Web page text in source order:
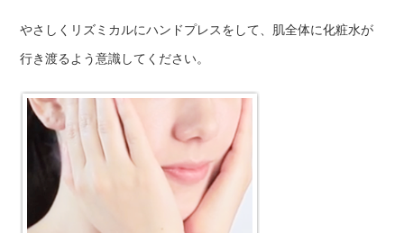
やさしくリズミカルにハンドプレスをして、肌全体に化粧水が
行き渡るよう意識してください。